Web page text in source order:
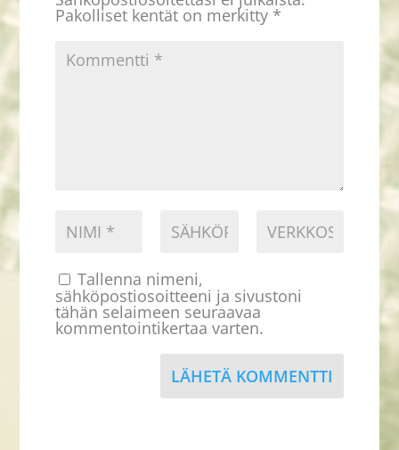
Pakolliset kentät on merkitty *
Tallenna nimeni,
sähköpostiosoitteeni ja sivustoni
tähän selaimeen seuraavaa
kommentointikertaa varten.
LÄHETÄ KOMMENTTI